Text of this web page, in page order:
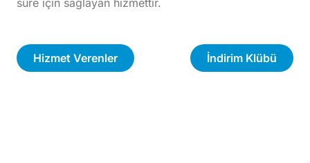
süre için sağlayan hizmettir.
Hizmet Verenler İndirim Klübü